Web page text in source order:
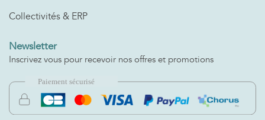
Collectivités & ERP
Newsletter
Inscrivez vous pour recevoir nos offres et promotions